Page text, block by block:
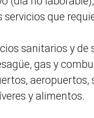
que
sanitarios y de
gas y
aeropuertos,
y alimentos.